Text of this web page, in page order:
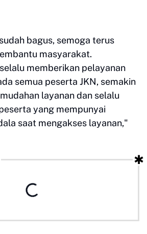
bagus, semoga terus
masyarakat.
memberikan pelayanan
semua peserta JKN, semakin
layanan dan selalu
yang mempunyai
saat mengakses layanan,"